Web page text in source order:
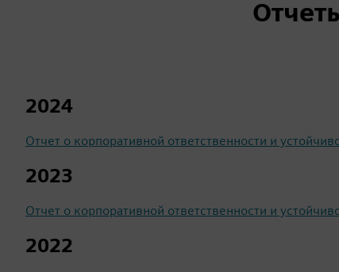
2024
Отчет о корпоративной ответственности и
2023
Отчет о корпоративной ответственности и
2022